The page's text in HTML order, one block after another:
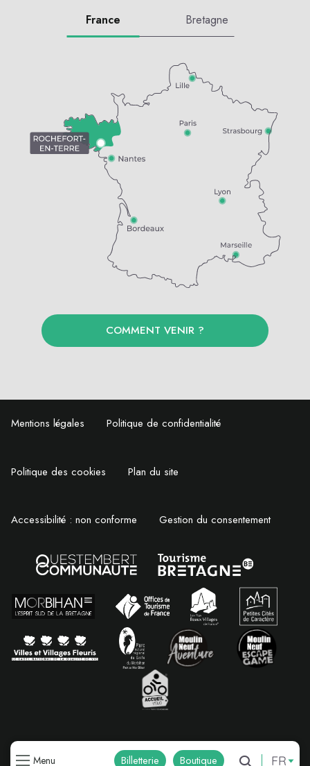
Menu Billetterie Boutique FR
France Bretagne
COMMENT VENIR ?
Mentions légales Politique de confidentialité
Politique des cookies Plan du site
Accessibilité : non conforme Gestion du consentement